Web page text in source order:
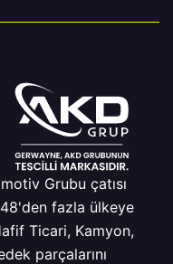
Grubu çatısı
48'den fazla ülkeye
Ticari, Kamyon,
parçalarını